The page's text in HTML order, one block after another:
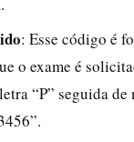
: Esse código é
o exame é
“P” seguida